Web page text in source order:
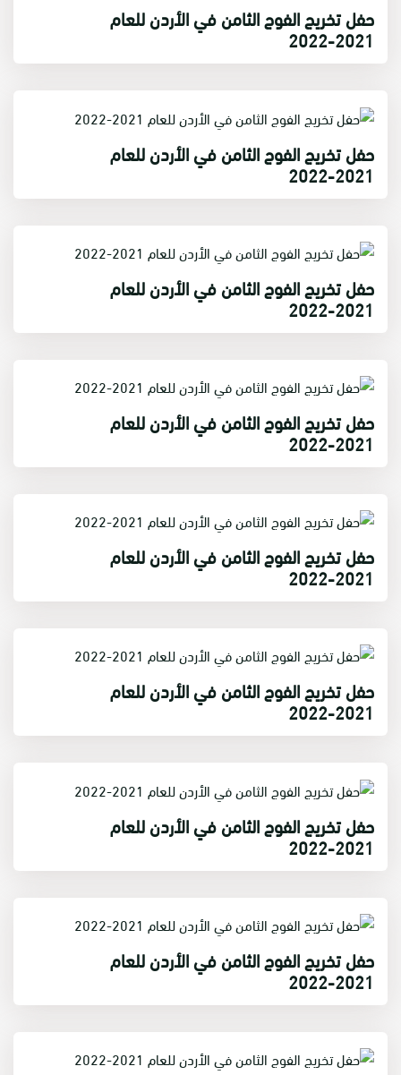
حفل تخريج الفوج الثامن في الأردن للعام
2021-2022
حفل تخريج الفوج الثامن في الأردن للعام
2021-2022
حفل تخريج الفوج الثامن في الأردن للعام
2021-2022
حفل تخريج الفوج الثامن في الأردن للعام
2021-2022
حفل تخريج الفوج الثامن في الأردن للعام
2021-2022
حفل تخريج الفوج الثامن في الأردن للعام
2021-2022
حفل تخريج الفوج الثامن في الأردن للعام
2021-2022
حفل تخريج الفوج الثامن في الأردن للعام
2021-2022